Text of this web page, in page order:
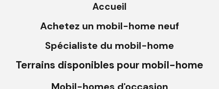
As The Real Estate Market Heats Up, Here’s How
First-time Buyers Can Keep Their Cool
Luxury
admin7160
Accueil
Achetez un mobil-home neuf
Spécialiste du mobil-home
Terrains disponibles pour mobil-home